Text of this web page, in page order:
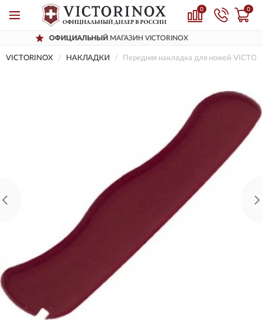
0 0
МАГАЗИН VICTORINOX
VICTORINOX НАКЛАДКИ Передняя накладка для ножей